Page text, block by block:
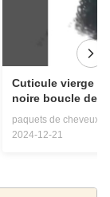
Cuticule vierge
noire boucle de
paquets de cheveux
2024-12-21